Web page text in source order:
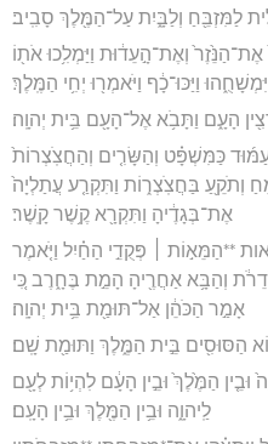
לַמִּזְבֵּ֖חַ וְלַבָּ֑יִת עַל־הַמֶּ֖לֶךְ סָבִֽיב׃
אֶת־הַנֵּ֙זֶר֙ וְאֶת־הָ֣עֵד֔וּת וַיַּמְלִ֥כוּ אֹת֖וֹ
וַיַּכּוּ־כָ֔ף וַיֹּאמְר֖וּ יְחִ֥י הַמֶּֽלֶךְ׃
הָעָ֑ם וַתָּבֹ֥א אֶל־הָעָ֖ם בֵּ֥ית יְהוָֽה׃
כַּמִּשְׁפָּ֗ט וְהַשָּׂרִ֤ים וְהַחֲצֹֽצְרוֹת֙
וְתֹקֵ֖עַ בַּחֲצֹֽצְר֑וֹת וַתִּקְרַ֤ע עֲתַלְיָה֙
אֶת־בְּגָדֶ֔יהָ וַתִּקְרָ֖א קֶ֥שֶׁר קָֽשֶׁר׃
**הַמֵּא֣וֹת ׀ פְּקֻדֵ֣י הַחַ֗יִל וַיֹּ֤אמֶר
וְהַבָּ֥א אַחֲרֶ֖יהָ הָמֵ֣ת בֶּחָ֑רֶב כִּ֚י
אָמַ֣ר הַכֹּהֵ֔ן אַל־תּוּמַ֖ת בֵּ֥ית יְהוָֽה׃
הַסּוּסִ֖ים בֵּ֣ית הַמֶּ֑לֶךְ וַתּוּמַ֖ת שָֽׁם׃
וּבֵ֤ין הַמֶּ֙לֶךְ֙ וּבֵ֣ין הָעָ֔ם לִהְי֥וֹת לְעָ֖ם
לַֽיהוָ֑ה וּבֵ֥ין הַמֶּ֖לֶךְ וּבֵ֥ין הָעָֽם׃